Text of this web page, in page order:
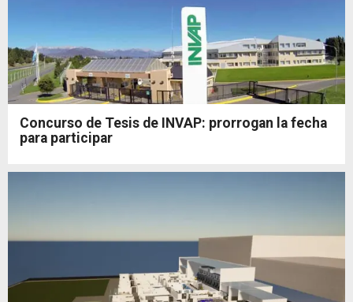
Concurso de Tesis de INVAP: prorrogan la fecha
para participar